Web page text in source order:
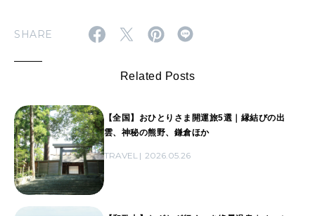
SHARE
Related Posts
【全国】おひとりさま開運旅5選｜縁結びの出
雲、神秘の熊野、鎌倉ほか
TRAVEL 2026.05.26